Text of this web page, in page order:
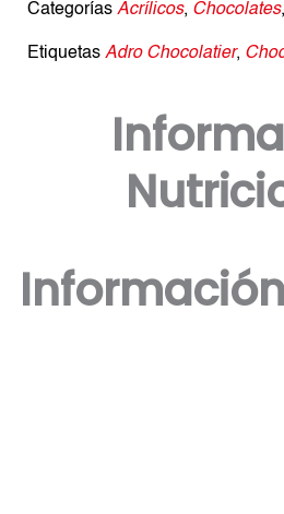
Categorías Acrílicos, Chocolates,
Etiquetas Adro Chocolatier,